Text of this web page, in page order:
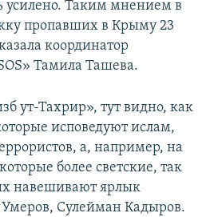
усилено. Таким мнением в
пропавших в Крыму 23
координатор
Тамила Ташева.
ут-Тахрир», тут видно, как
исповедуют ислам,
а, например, на
более светские, так
навешивают ярлык
Сулейман Кадыров.